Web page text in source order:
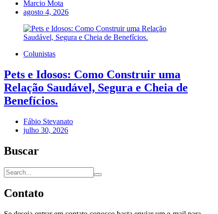
Marcio Mota
agosto 4, 2026
Colunistas
Pets e Idosos: Como Construir uma
Relação Saudável, Segura e Cheia de
Benefícios.
Fábio Stevanato
julho 30, 2026
Buscar
Contato